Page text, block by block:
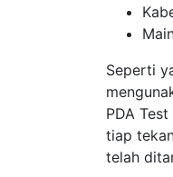
Seperti
PDA
tiap
telah